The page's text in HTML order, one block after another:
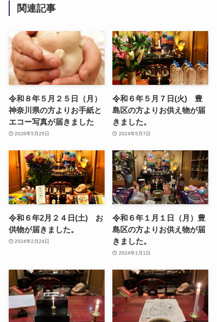
関連記事
令和８年５月２５日（月）
神奈川県の方よりお手紙と
エコー写真が届きました
2026年5月25日
令和６年５月７日(火) 豊
島区の方よりお供え物が届
きました。
2024年5月7日
令和６年2月２４日(土) お
供物が届きました。
2024年2月24日
令和６年１月１日（月）豊
島区の方よりお供え物が届
きました。
2024年1月1日